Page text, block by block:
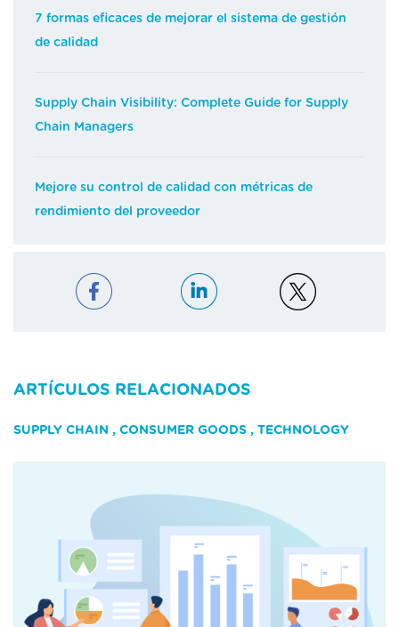
7 formas eficaces de mejorar el sistema de gestión
de calidad
Supply Chain Visibility: Complete Guide for Supply
Chain Managers
Mejore su control de calidad con métricas de
rendimiento del proveedor
ARTÍCULOS RELACIONADOS
SUPPLY CHAIN , CONSUMER GOODS , TECHNOLOGY